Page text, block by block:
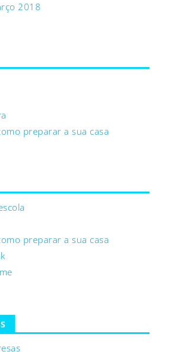
2018
preparar a sua casa
preparar a sua casa